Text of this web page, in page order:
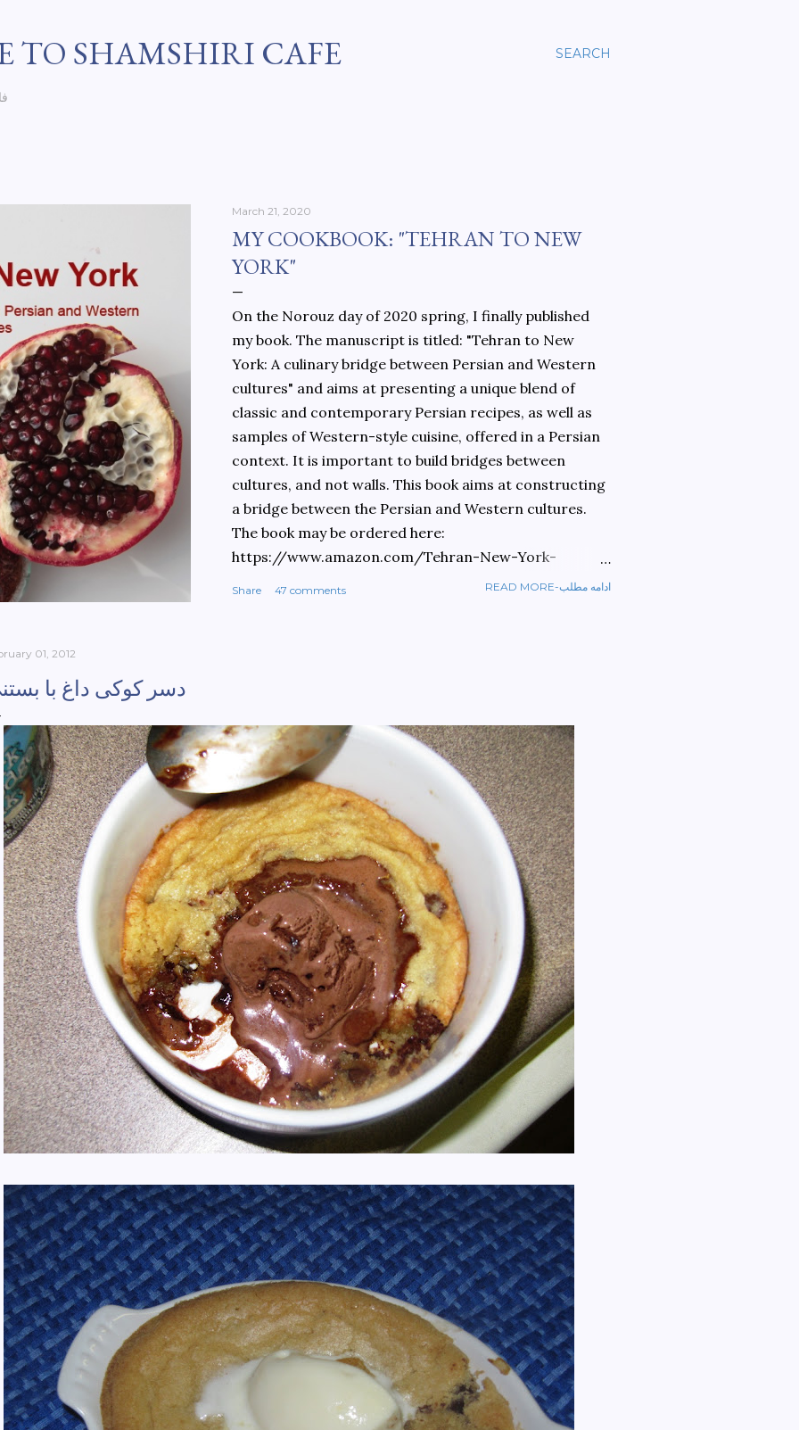
SEARCH
TO SHAMSHIRI CAFE
March 21, 2020
MY COOKBOOK: "TEHRAN TO NEW
YORK"
On the Norouz day of 2020 spring, I finally published
my book. The manuscript is titled: "Tehran to New
York: A culinary bridge between Persian and Western
cultures" and aims at presenting a unique blend of
classic and contemporary Persian recipes, as well as
samples of Western-style cuisine, offered in a Persian
context. It is important to build bridges between
cultures, and not walls. This book aims at constructing
a bridge between the Persian and Western cultures.
The book may be ordered here:
https://www.amazon.com/Tehran-New-York-
Share 47 comments READ MORE-ادامه مطلب
01, 2012
دسر کوکی داغ با